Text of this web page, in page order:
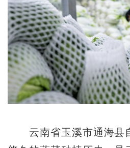
云南省玉溪市通海县